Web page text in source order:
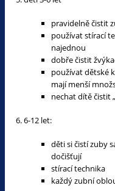
pravidelně čistit
používat stírací
najednou
dobře čistit
používat dětské
mají menší
nechat dítě čistit
6. 6-12 let:
děti si čistí zuby
dočišťují
stírací technika
každý zubní